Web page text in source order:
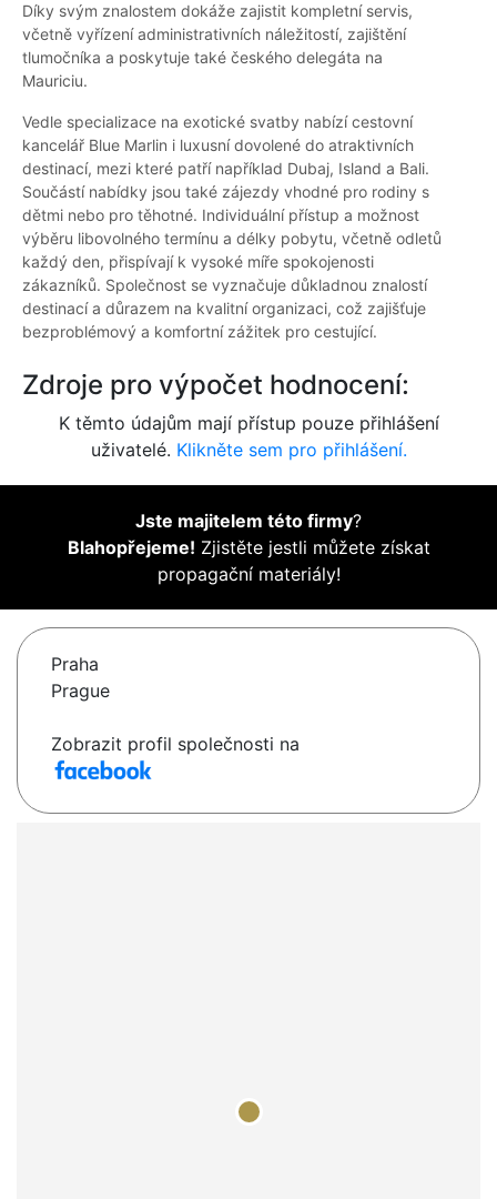
Díky svým znalostem dokáže zajistit kompletní servis,
včetně vyřízení administrativních náležitostí, zajištění
tlumočníka a poskytuje také českého delegáta na
Mauriciu.
Vedle specializace na exotické svatby nabízí cestovní
kancelář Blue Marlin i luxusní dovolené do atraktivních
destinací, mezi které patří například Dubaj, Island a Bali.
Součástí nabídky jsou také zájezdy vhodné pro rodiny s
dětmi nebo pro těhotné. Individuální přístup a možnost
výběru libovolného termínu a délky pobytu, včetně odletů
každý den, přispívají k vysoké míře spokojenosti
zákazníků. Společnost se vyznačuje důkladnou znalostí
destinací a důrazem na kvalitní organizaci, což zajišťuje
bezproblémový a komfortní zážitek pro cestující.
Zdroje pro výpočet hodnocení:
K těmto údajům mají přístup pouze přihlášení
uživatelé. Klikněte sem pro přihlášení.
Jste majitelem této firmy?
Blahopřejeme! Zjistěte jestli můžete získat
propagační materiály!
Praha
Prague
Zobrazit profil společnosti na